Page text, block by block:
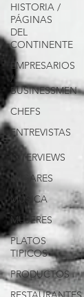
HISTORIA /
PÁGINAS
DEL
CONTINENTE
EMPRESARIOS
/
BUSINESSMEN
CHEFS
ENTREVISTAS
/
INTERVIEWS
LUGARES
MÚSICA
MUJERES
PLATOS
TIPICOS
PRODUCTOS